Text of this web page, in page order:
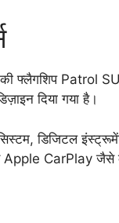
फ्लैगशिप Patrol
दिया गया है।
डिजिटल
CarPlay जैसे कई